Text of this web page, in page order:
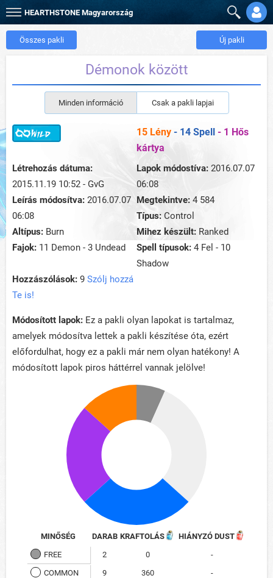
HEARTHSTONE Magyarország
Összes pakli Új pakli
Démonok között
Minden információ Csak a pakli lapjai
15 Lény - 14 Spell - 1 Hős
kártya
Létrehozás dátuma:
2015.11.19 10:52 - GvG
Lapok módostíva: 2016.07.07
06:08
Leírás módosítva: 2016.07.07
06:08
Megtekintve: 4 584
Típus: Control
Altípus: Burn Mihez készült: Ranked
Fajok: 11 Demon - 3 Undead Spell típusok: 4 Fel - 10
Shadow
Hozzászólások: 9 Szólj hozzá
Te is!
Módosított lapok: Ez a pakli olyan lapokat is tartalmaz,
amelyek módosítva lettek a pakli készítése óta, ezért
előfordulhat, hogy ez a pakli már nem olyan hatékony! A
módosított lapok piros háttérrel vannak jelölve!
MINŐSÉG DARAB KRAFTOLÁS
HIÁNYZÓ DUST
FREE
2 0
-
COMMON
9 360
-